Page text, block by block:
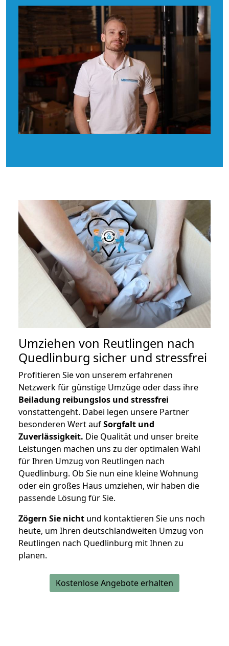
Umziehen von Reutlingen nach
Quedlinburg sicher und stressfrei
Profitieren Sie von unserem erfahrenen
Netzwerk für günstige Umzüge oder dass ihre
Beiladung reibungslos und stressfrei
vonstattengeht. Dabei legen unsere Partner
besonderen Wert aufSorgfalt und
Zuverlässigkeit. Die Qualität und unser breite
Leistungen machen uns zu der optimalen Wahl
für Ihren Umzug von Reutlingen nach
Quedlinburg. Ob Sie nun eine kleine Wohnung
oder ein großes Haus umziehen, wir haben die
passende Lösung für Sie.
Zögern Sie nicht und kontaktieren Sie uns noch
heute, um Ihren deutschlandweiten Umzug von
Reutlingen nach Quedlinburg mit Ihnen zu
planen.
Kostenlose Angebote erhalten